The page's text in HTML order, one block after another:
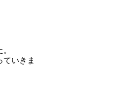
いきま